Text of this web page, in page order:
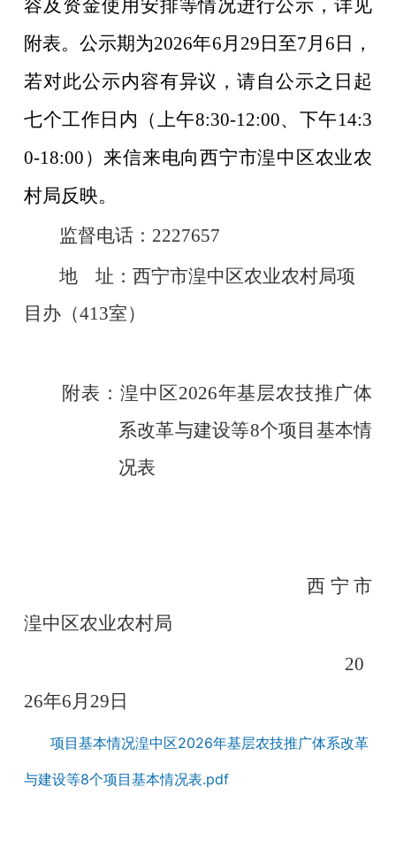
容及 资金使用安排等情况进行公示，详见
附表。公示期为2026年6月 29 日至7月 6 日，
若对此公示内容有异议，请自公示之日起
七个工作日内 （上午8:30-12:00、下午14:3
0-18:00 ）来信来电向西宁市湟中 区农业农
村局反映。
监督电话： 2227657
地
址：西宁市湟中 区农业农村局项
目办（413室）
附表： 湟中区2026年基层农技推广体
系改革与建设等8个项目 基本情
况表
西宁市
湟中 区农业农村局
20
26年6月 29 日
项目基本情况湟中区2026年基层农技推广体系改革
与建设等8个项目基本情况表.pdf